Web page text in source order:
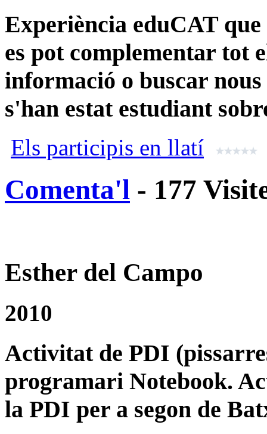
Experiència eduCAT
es pot complementar tot
informació o buscar
s'han estat estudiant
Els participis en llatí
Comenta'l - 177
Esther del Campo
2010
Activitat de PDI
programari Notebook.
la PDI per a segon de